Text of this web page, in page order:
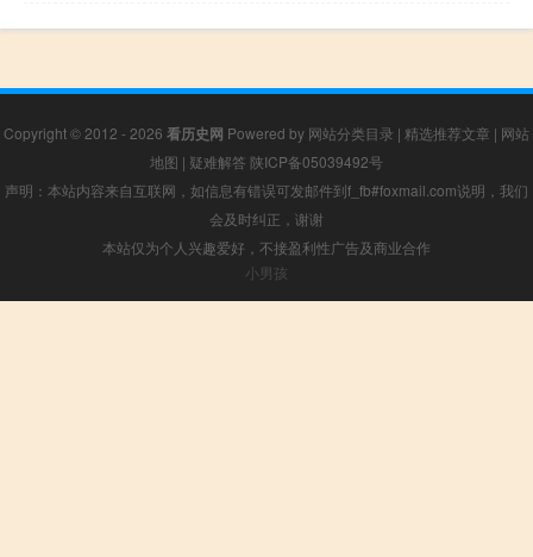
Copyright © 2012 - 2026 看历史网 Powered by 网站分类目录 | 精选推荐文章 | 网站
地图 | 疑难解答 陕ICP备05039492号
声明：本站内容来自互联网，如信息有错误可发邮件到f_fb#foxmail.com说明，我们
会及时纠正，谢谢
本站仅为个人兴趣爱好，不接盈利性广告及商业合作
小男孩